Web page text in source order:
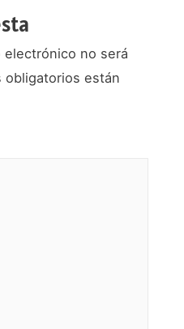
no será
obligatorios están